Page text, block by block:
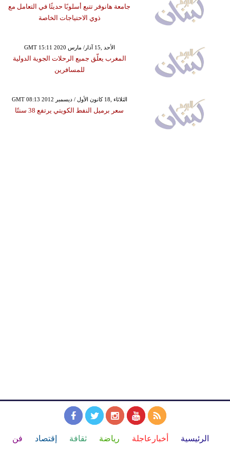
جامعة هانوفر تتبع أسلوبًا حديثًا في التعامل مع
ذوي الاحتياجات الخاصة
GMT 15:11 2020 الأحد ,15 آذار/ مارس
المغرب يعلّق جميع الرحلات الجوية الدولية
للمسافرين
GMT 08:13 2012 الثلاثاء ,18 كانون الأول / ديسمبر
سعر برميل النفط الكويتي يرتفع 38 سنتًا
الرئيسية أخبارعاجلة رياضة ثقافة إقتصاد فن